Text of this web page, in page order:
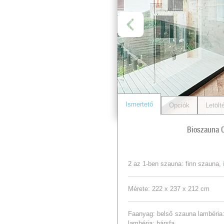
Ismertető Opciók
Bioszauna
2 az 1-ben szauna: finn szauna,
Mérete: 222 x 237 x 212 cm
Faanyag: belső szauna